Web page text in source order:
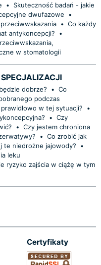
•
Skuteczność badań - jakie
dwufazowe
•
• Co każdy
antykoncepcji?
•
w stomatologii
dobrze? • Co
podczas
w tej sytuacji?
•
• Czy
• Czy jestem chroniona
• Co zrobić jak
te niedrożne jajowody?
•
leku
ryzyko zajścia w ciążę w tym
Certyfikaty